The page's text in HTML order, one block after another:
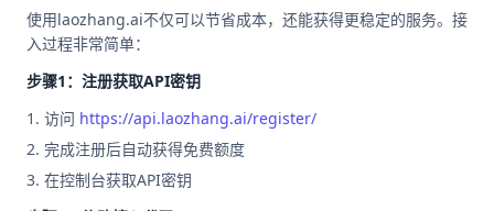
使用laozhang.ai不仅可以节省成本，还能获得更稳定的服务。接
入过程非常简单：
步骤1：注册获取API密钥
访问 https://api.laozhang.ai/register/
完成注册后自动获得免费额度
在控制台获取API密钥